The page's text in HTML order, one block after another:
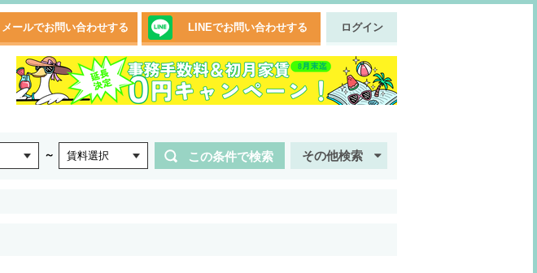
メールでお問い合わせする LINEでお問い合わせする ログイン
～ 賃料選択 この条件で検索 その他検索